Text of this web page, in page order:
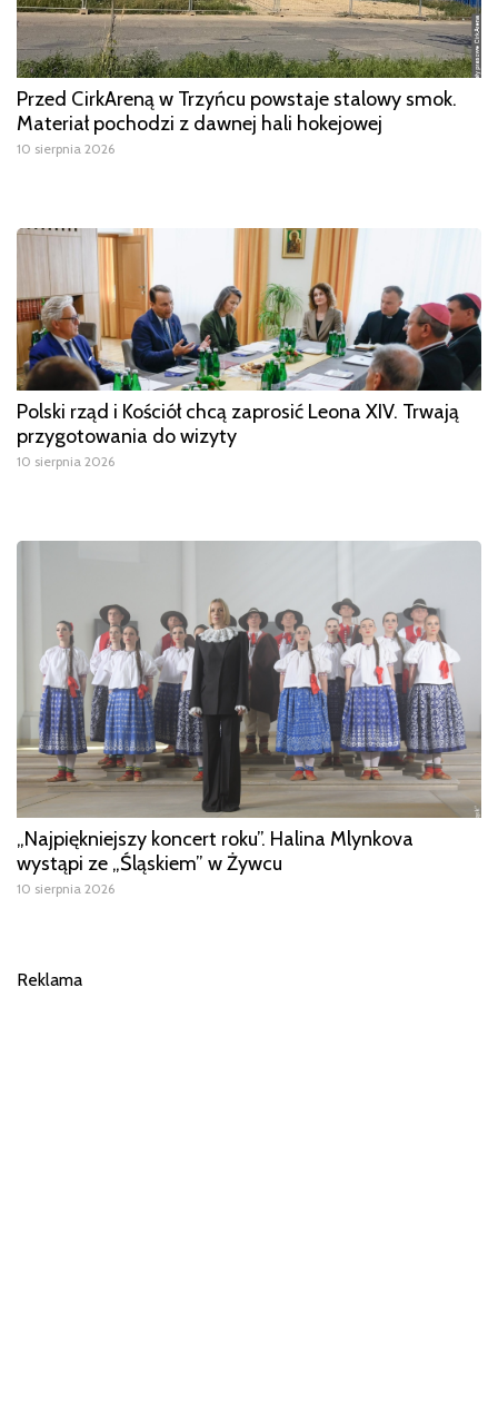
Przed CirkAreną w Trzyńcu powstaje stalowy smok.
Materiał pochodzi z dawnej hali hokejowej
10 sierpnia 2026
Polski rząd i Kościół chcą zaprosić Leona XIV. Trwają
przygotowania do wizyty
10 sierpnia 2026
„Najpiękniejszy koncert roku”. Halina Mlynkova
wystąpi ze „Śląskiem” w Żywcu
10 sierpnia 2026
Reklama